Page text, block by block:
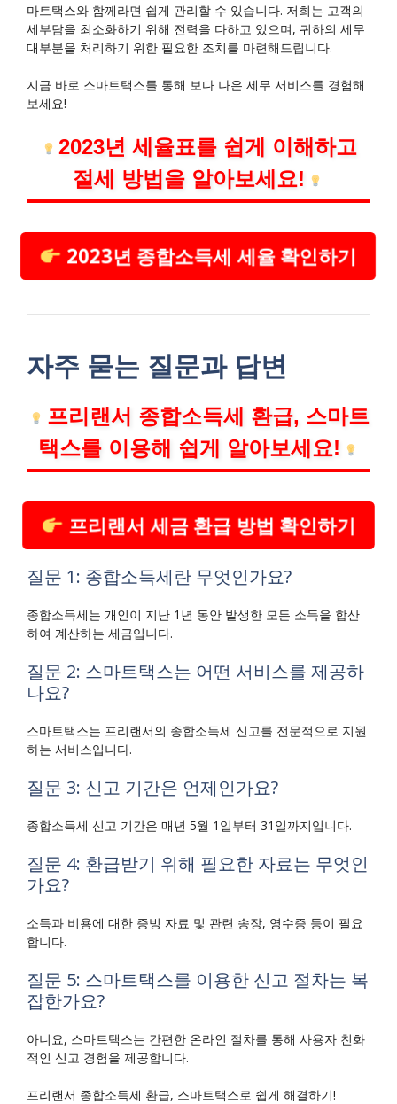
마트택스와 함께라면 쉽게 관리할 수 있습니다. 저희는 고객의
세부담을 최소화하기 위해 전력을 다하고 있으며, 귀하의 세무
대부분을 처리하기 위한 필요한 조치를 마련해드립니다.
지금 바로 스마트택스를 통해 보다 나은 세무 서비스를 경험해
보세요!
2023년 세율표를 쉽게 이해하고
절세 방법을 알아보세요!
2023년 종합소득세 세율 확인하기
자주 묻는 질문과 답변
프리랜서 종합소득세 환급, 스마트
택스를 이용해 쉽게 알아보세요!
프리랜서 세금 환급 방법 확인하기
질문 1: 종합소득세란 무엇인가요?
종합소득세는 개인이 지난 1년 동안 발생한 모든 소득을 합산
하여 계산하는 세금입니다.
질문 2: 스마트택스는 어떤 서비스를 제공하
나요?
스마트택스는 프리랜서의 종합소득세 신고를 전문적으로 지원
하는 서비스입니다.
질문 3: 신고 기간은 언제인가요?
종합소득세 신고 기간은 매년 5월 1일부터 31일까지입니다.
질문 4: 환급받기 위해 필요한 자료는 무엇인
가요?
소득과 비용에 대한 증빙 자료 및 관련 송장, 영수증 등이 필요
합니다.
질문 5: 스마트택스를 이용한 신고 절차는 복
잡한가요?
아니요, 스마트택스는 간편한 온라인 절차를 통해 사용자 친화
적인 신고 경험을 제공합니다.
프리랜서 종합소득세 환급, 스마트택스로 쉽게 해결하기!